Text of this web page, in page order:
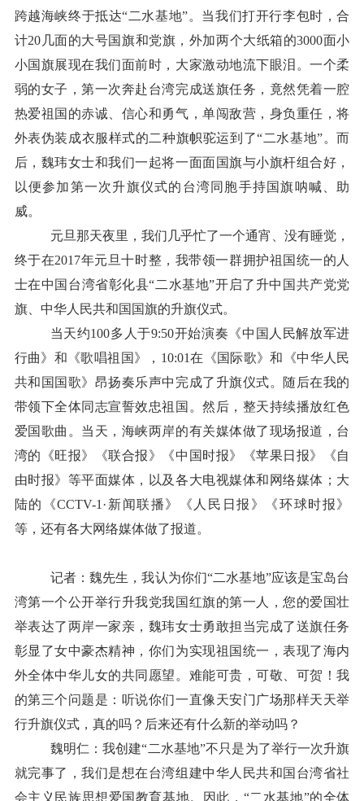
跨越海峡终于抵达“二水基地”。当我们打开行李包时，合
计20几面的大号国旗和党旗，外加两个大纸箱的3000面小
小国旗展现在我们面前时，大家激动地流下眼泪。一个柔
弱的女子，第一次奔赴台湾完成送旗任务，竟然凭着一腔
热爱祖国的赤诚、信心和勇气，单闯敌营，身负重任，将
外表伪装成衣服样式的二种旗帜驼运到了“二水基地”。而
后，魏玮女士和我们一起将一面面国旗与小旗杆组合好，
以便参加第一次升旗仪式的台湾同胞手持国旗呐喊、助
威。
元旦那天夜里，我们几乎忙了一个通宵、没有睡觉，
终于在2017年元旦十时整，我带领一群拥护祖国统一的人
士在中国台湾省彰化县“二水基地”开启了升中国共产党党
旗、中华人民共和国国旗的升旗仪式。
当天约100多人于9:50开始演奏《中国人民解放军进
行曲》和《歌唱祖国》，10:01在《国际歌》和《中华人民
共和国国歌》昂扬奏乐声中完成了升旗仪式。随后在我的
带领下全体同志宣誓效忠祖国。然后，整天持续播放红色
爱国歌曲。当天，海峡两岸的有关媒体做了现场报道，台
湾的《旺报》《联合报》《中国时报》《苹果日报》《自
由时报》等平面媒体，以及各大电视媒体和网络媒体；大
陆的《CCTV-1·新闻联播》《人民日报》《环球时报》
等，还有各大网络媒体做了报道。
记者：魏先生，我认为你们“二水基地”应该是宝岛台
湾第一个公开举行升我党我国红旗的第一人，您的爱国壮
举表达了两岸一家亲，魏玮女士勇敢担当完成了送旗任务
彰显了女中豪杰精神，你们为实现祖国统一，表现了海内
外全体中华儿女的共同愿望。难能可贵，可敬、可贺！我
的第三个问题是：听说你们一直像天安门广场那样天天举
行升旗仪式，真的吗？后来还有什么新的举动吗？
魏明仁：我创建“二水基地”不只是为了举行一次升旗
就完事了，我们是想在台湾组建中华人民共和国台湾省社
会主义民族思想爱国教育基地。因此，“二水基地”的全体